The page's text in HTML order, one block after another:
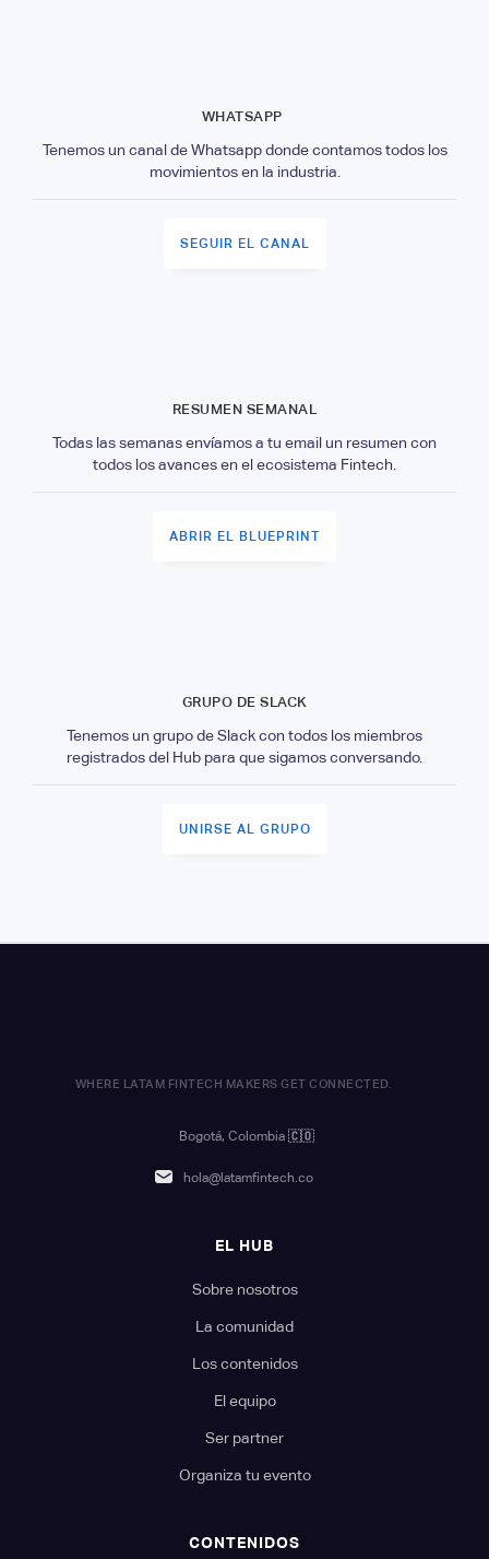
WHATSAPP
Tenemos un canal de Whatsapp donde contamos todos los
movimientos en la industria.
SEGUIR EL CANAL
RESUMEN SEMANAL
Todas las semanas envíamos a tu email un resumen con
todos los avances en el ecosistema Fintech.
ABRIR EL BLUEPRINT
GRUPO DE SLACK
Tenemos un grupo de Slack con todos los miembros
registrados del Hub para que sigamos conversando.
UNIRSE AL GRUPO
WHERE LATAM FINTECH MAKERS GET CONNECTED.
Bogotá, Colombia 🇨🇴
hola@latamfintech.co
EL HUB
Sobre nosotros
La comunidad
Los contenidos
El equipo
Ser partner
Organiza tu evento
CONTENIDOS